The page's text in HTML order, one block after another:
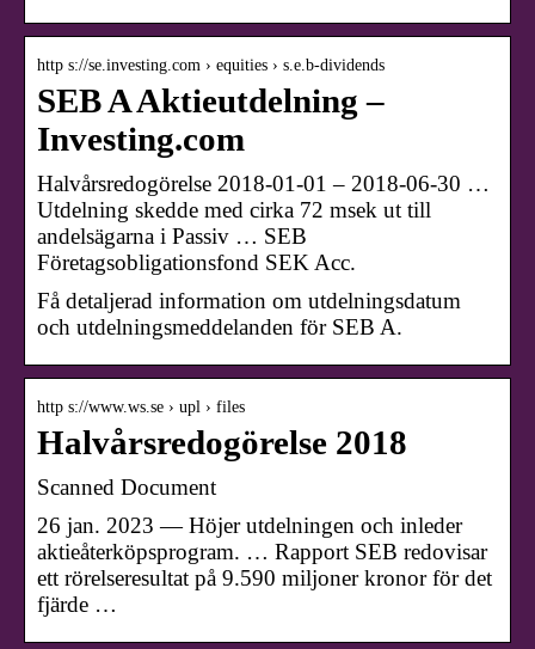
http s://se.investing.com › equities › s.e.b-dividends
SEB A Aktieutdelning –
Investing.com
Halvårsredogörelse 2018-01-01 – 2018-06-30 …
Utdelning skedde med cirka 72 msek ut till
andelsägarna i Passiv … SEB
Företagsobligationsfond SEK Acc.
Få detaljerad information om utdelningsdatum
och utdelningsmeddelanden för SEB A.
http s://www.ws.se › upl › files
Halvårsredogörelse 2018
Scanned Document
26 jan. 2023 — Höjer utdelningen och inleder
aktieåterköpsprogram. … Rapport SEB redovisar
ett rörelseresultat på 9.590 miljoner kronor för det
fjärde …